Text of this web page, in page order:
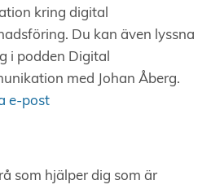
kring digital
Du kan även lyssna
i podden Digital
med Johan Åberg.
e-post
som hjälper dig som är